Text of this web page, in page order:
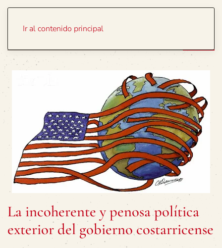
Ir al contenido principal
La incoherente y penosa política
exterior del gobierno costarricense